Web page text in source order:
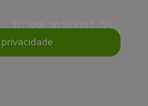
- 10.588.201/0001-05